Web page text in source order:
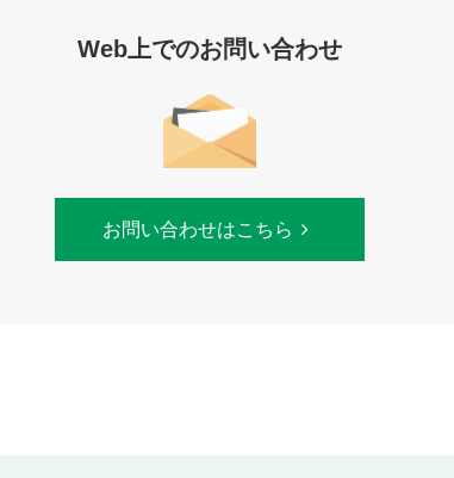
Web上でのお問い合わせ
お問い合わせはこちら